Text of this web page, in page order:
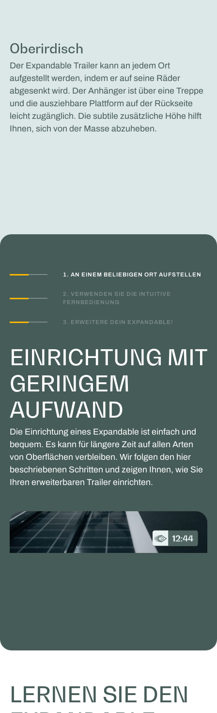
Oberirdisch
Der Expandable Trailer kann an jedem Ort
aufgestellt werden, indem er auf seine Räder
abgesenkt wird. Der Anhänger ist über eine Treppe
und die ausziehbare Plattform auf der Rückseite
leicht zugänglich. Die subtile zusätzliche Höhe hilft
Ihnen, sich von der Masse abzuheben.
1. AN EINEM BELIEBIGEN ORT AUFSTELLEN
2. VERWENDEN SIE DIE INTUITIVE
FERNBEDIENUNG
3. ERWEITERE DEIN EXPANDABLE!
EINRICHTUNG MIT
GERINGEM
AUFWAND
Die Einrichtung eines Expandable ist einfach und
bequem. Es kann für längere Zeit auf allen Arten
von Oberflächen verbleiben. Wir folgen den hier
beschriebenen Schritten und zeigen Ihnen, wie Sie
Ihren erweiterbaren Trailer einrichten.
LERNEN SIE DEN